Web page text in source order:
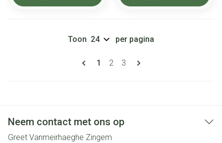
Pagina's
U lees momenteel pagina
1 Pagina
2 Pagina
3
Toon per pagina
Neem contact met ons op
Greet Vanmeirhaeghe Zingem